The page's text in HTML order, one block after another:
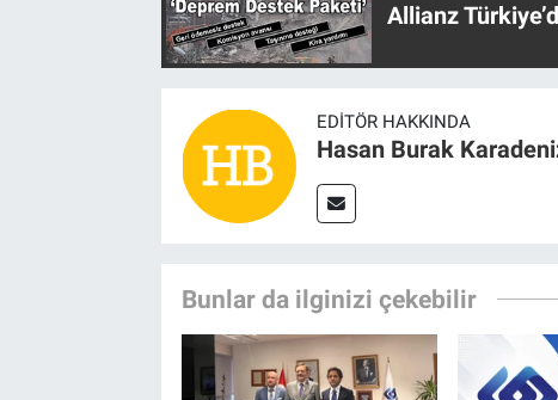
Allianz
EDITÖR HAKKINDA
Hasan Burak
Bunlar da ilginizi çekebilir